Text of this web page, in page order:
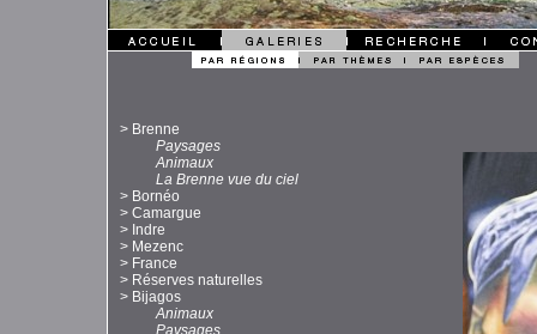
> Brenne
Paysages
Animaux
La Brenne vue du ciel
> Bornéo
> Camargue
> Indre
> Mezenc
> France
> Réserves naturelles
> Bijagos
Animaux
Paysages